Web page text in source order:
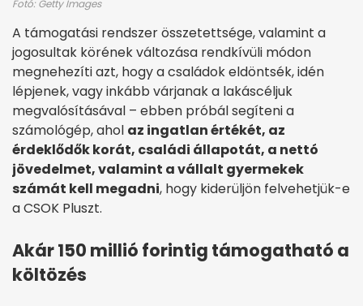
Fotó: Getty Images
A támogatási rendszer összetettsége, valamint a
jogosultak körének változása rendkívüli módon
megnehezíti azt, hogy a családok eldöntsék, idén
lépjenek, vagy inkább várjanak a lakáscéljuk
megvalósításával – ebben próbál segíteni a
számológép, ahol az ingatlan értékét, az
érdeklődők korát, családi állapotát, a nettó
jövedelmet, valamint a vállalt gyermekek
számát kell megadni, hogy kiderüljön felvehetjük-e
a CSOK Pluszt.
Akár 150 millió forintig támogatható a
költözés